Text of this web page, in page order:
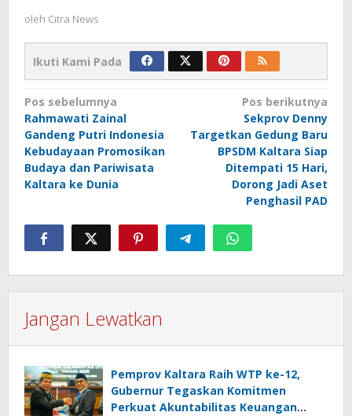
oleh Citra News
Ikuti Kami Pada
Navigasi
pos
Pos sebelumnya
Rahmawati Zainal
Gandeng Putri Indonesia
Kebudayaan Promosikan
Budaya dan Pariwisata
Kaltara ke Dunia
Pos berikutnya
Sekprov Denny
Targetkan Gedung Baru
BPSDM Kaltara Siap
Ditempati 15 Hari,
Dorong Jadi Aset
Penghasil PAD
Jangan Lewatkan
Pemprov Kaltara Raih WTP ke-12,
Gubernur Tegaskan Komitmen
Perkuat Akuntabilitas Keuangan